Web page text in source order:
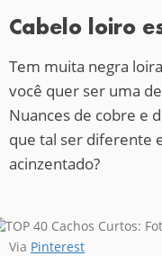
Cabelo loiro
Tem muita negra
você quer ser uma
Nuances de cobre e
que tal ser diferente
acinzentado?
Via Pinterest